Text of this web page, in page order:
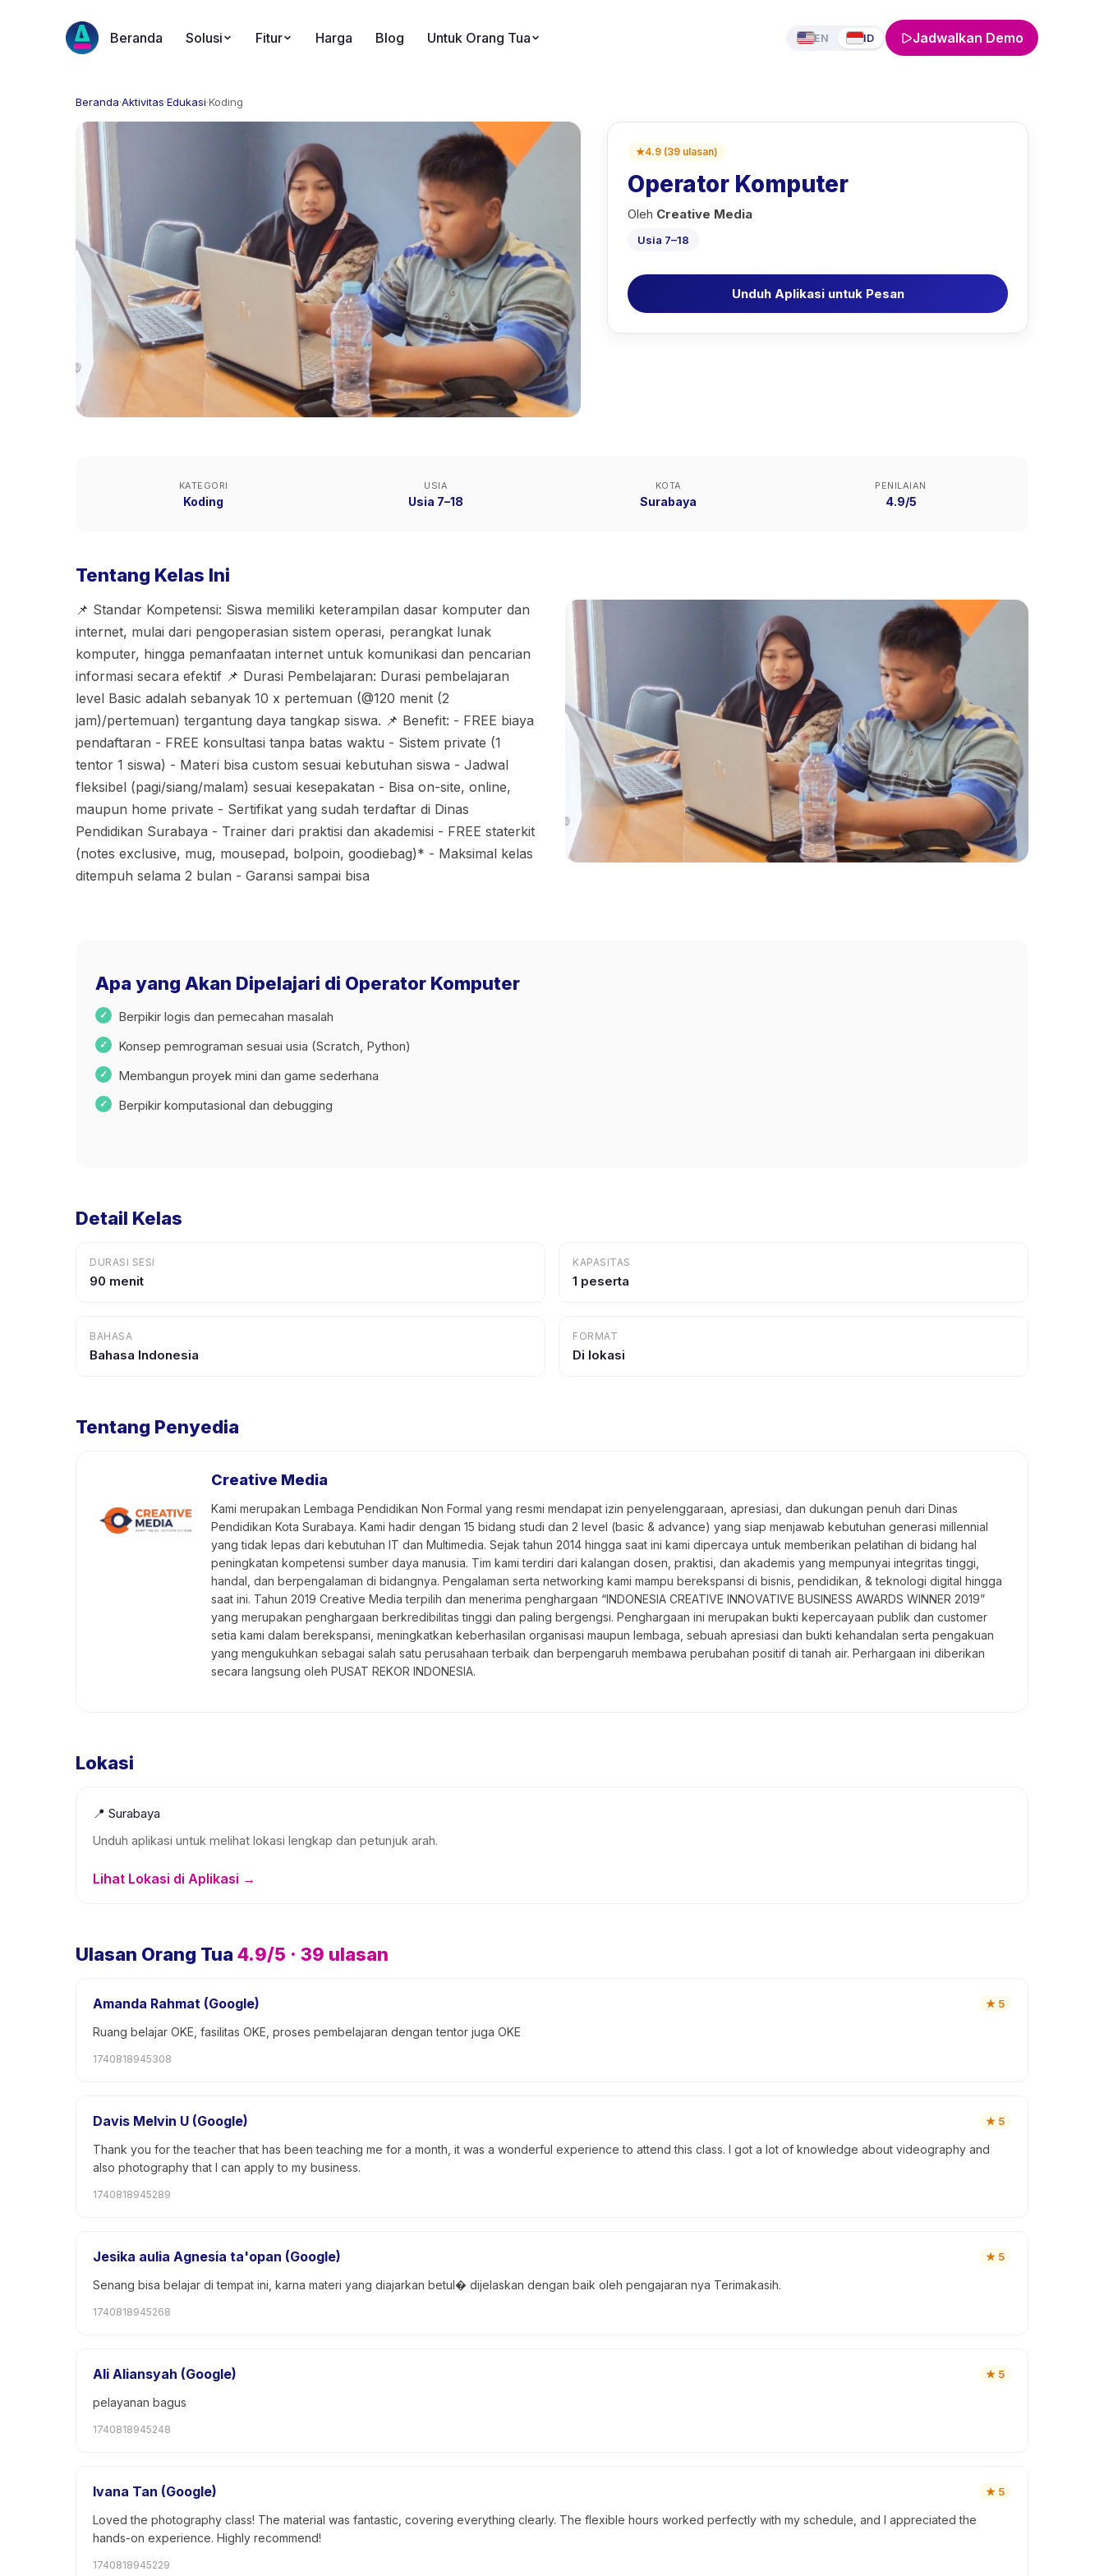
Beranda Solusi Fitur Harga Blog Untuk Orang Tua EN ID Jadwalkan Demo
Beranda·Aktivitas·Edukasi·Koding
★4.9 (39 ulasan)
Operator Komputer
Oleh Creative Media
Usia 7–18
Unduh Aplikasi untuk Pesan
KATEGORI
Koding
USIA
Usia 7–18
KOTA
Surabaya
PENILAIAN
4.9/5
Tentang Kelas Ini
📌 Standar Kompetensi: Siswa memiliki keterampilan dasar komputer dan
internet, mulai dari pengoperasian sistem operasi, perangkat lunak
komputer, hingga pemanfaatan internet untuk komunikasi dan pencarian
informasi secara efektif 📌 Durasi Pembelajaran: Durasi pembelajaran
level Basic adalah sebanyak 10 x pertemuan (@120 menit (2
jam)/pertemuan) tergantung daya tangkap siswa. 📌 Benefit: - FREE biaya
pendaftaran - FREE konsultasi tanpa batas waktu - Sistem private (1
tentor 1 siswa) - Materi bisa custom sesuai kebutuhan siswa - Jadwal
fleksibel (pagi/siang/malam) sesuai kesepakatan - Bisa on-site, online,
maupun home private - Sertifikat yang sudah terdaftar di Dinas
Pendidikan Surabaya - Trainer dari praktisi dan akademisi - FREE staterkit
(notes exclusive, mug, mousepad, bolpoin, goodiebag)* - Maksimal kelas
ditempuh selama 2 bulan - Garansi sampai bisa
Apa yang Akan Dipelajari di Operator Komputer
Berpikir logis dan pemecahan masalah
Konsep pemrograman sesuai usia (Scratch, Python)
Membangun proyek mini dan game sederhana
Berpikir komputasional dan debugging
Detail Kelas
DURASI SESI
90 menit
KAPASITAS
1 peserta
BAHASA
Bahasa Indonesia
FORMAT
Di lokasi
Tentang Penyedia
Creative Media
Kami merupakan Lembaga Pendidikan Non Formal yang resmi mendapat izin penyelenggaraan, apresiasi, dan dukungan penuh dari Dinas
Pendidikan Kota Surabaya. Kami hadir dengan 15 bidang studi dan 2 level (basic & advance) yang siap menjawab kebutuhan generasi millennial
yang tidak lepas dari kebutuhan IT dan Multimedia. Sejak tahun 2014 hingga saat ini kami dipercaya untuk memberikan pelatihan di bidang hal
peningkatan kompetensi sumber daya manusia. Tim kami terdiri dari kalangan dosen, praktisi, dan akademis yang mempunyai integritas tinggi,
handal, dan berpengalaman di bidangnya. Pengalaman serta networking kami mampu berekspansi di bisnis, pendidikan, & teknologi digital hingga
saat ini. Tahun 2019 Creative Media terpilih dan menerima penghargaan “INDONESIA CREATIVE INNOVATIVE BUSINESS AWARDS WINNER 2019”
yang merupakan penghargaan berkredibilitas tinggi dan paling bergengsi. Penghargaan ini merupakan bukti kepercayaan publik dan customer
setia kami dalam berekspansi, meningkatkan keberhasilan organisasi maupun lembaga, sebuah apresiasi dan bukti kehandalan serta pengakuan
yang mengukuhkan sebagai salah satu perusahaan terbaik dan berpengaruh membawa perubahan positif di tanah air. Perhargaan ini diberikan
secara langsung oleh PUSAT REKOR INDONESIA.
Lokasi
📍 Surabaya
Unduh aplikasi untuk melihat lokasi lengkap dan petunjuk arah.
Lihat Lokasi di Aplikasi →
Ulasan Orang Tua 4.9/5 · 39 ulasan
Amanda Rahmat (Google) ★ 5
Ruang belajar OKE, fasilitas OKE, proses pembelajaran dengan tentor juga OKE
1740818945308
Davis Melvin U (Google) ★ 5
Thank you for the teacher that has been teaching me for a month, it was a wonderful experience to attend this class. I got a lot of knowledge about videography and
also photography that I can apply to my business.
1740818945289
Jesika aulia Agnesia ta'opan (Google) ★ 5
Senang bisa belajar di tempat ini, karna materi yang diajarkan betul� dijelaskan dengan baik oleh pengajaran nya Terimakasih.
1740818945268
Ali Aliansyah (Google) ★ 5
pelayanan bagus
1740818945248
Ivana Tan (Google) ★ 5
Loved the photography class! The material was fantastic, covering everything clearly. The flexible hours worked perfectly with my schedule, and I appreciated the
hands-on experience. Highly recommend!
1740818945229